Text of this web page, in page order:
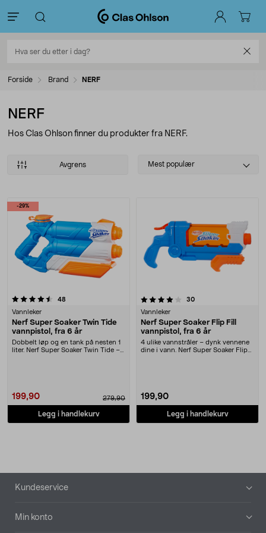
Forside Brand NERF
NERF
Hos Clas Ohlson finner du produkter fra NERF.
Avgrens
Select
Mest populær
Produkter
-29%
48
Vannleker
Nerf Super Soaker Twin Tide
vannpistol, fra 6 år
Dobbelt løp og en tank på nesten 1
liter. Nerf Super Soaker Twin Tide –
199,90 279,90
Legg i handlekurv
4.0 av 5 stjerner 30anmeldelser
Vannleker
Nerf Super Soaker Flip Fill
vannpistol, fra 6 år
4 ulike vannstråler – dynk vennene
dine i vann. Nerf Super Soaker Flip
199,90
Legg i handlekurv
Bunntekst
Kundeservice
Min konto